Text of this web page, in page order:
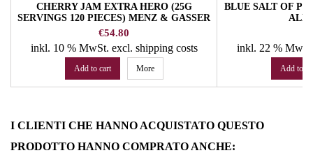
CHERRY JAM EXTRA HERO (25G
SERVINGS 120 PIECES) MENZ & GASSER
Price
€54.80
inkl. 10 % MwSt. excl. shipping costs
Add to cart More
BLUE SALT OF
inkl. 22 %
Add to
I CLIENTI CHE HANNO ACQUISTATO QUESTO
PRODOTTO HANNO COMPRATO ANCHE: